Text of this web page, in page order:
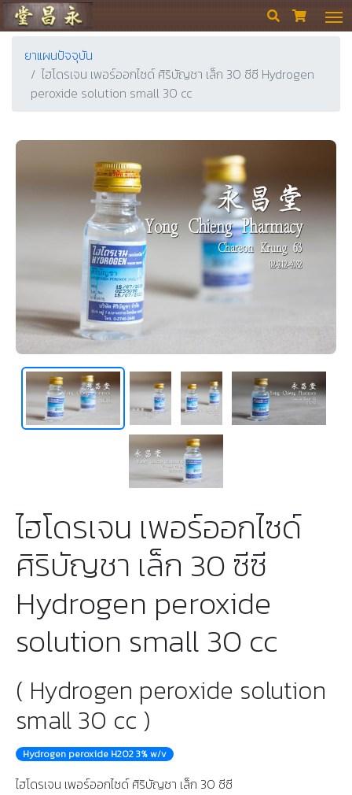
ร้านขายยา ย่งเชียงตึ๊ง  
ยาแผนปัจจุบัน
ไฮโดรเจน เพอร์ออกไซด์ ศิริบัญชา เล็ก 30 ซีซี Hydrogen
peroxide solution small 30 cc
ไฮโดรเจน เพอร์ออกไซด์
ศิริบัญชา เล็ก 30 ซีซี
Hydrogen peroxide
solution small 30 cc
( Hydrogen peroxide solution
small 30 cc )
Hydrogen peroxide H2O2 3% w/v
ไฮโดรเจน เพอร์ออกไซด์ ศิริบัญชา เล็ก 30 ซีซี